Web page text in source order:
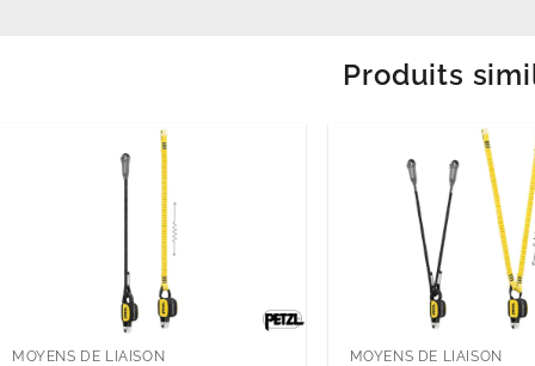
Produits
MOYENS DE LIAISON MOYENS DE LIAISON